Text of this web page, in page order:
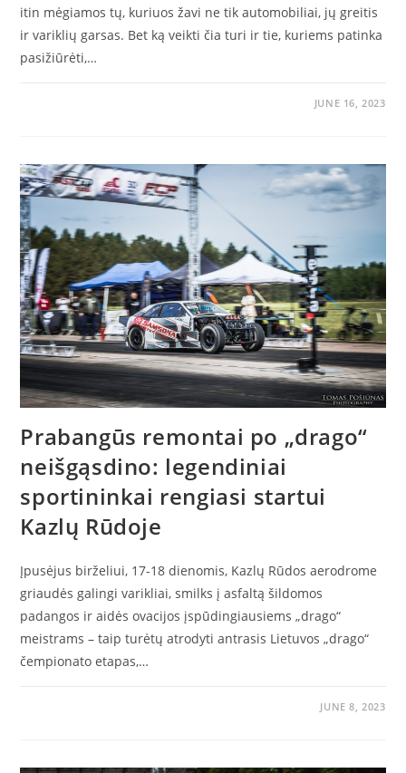
itin mėgiamos tų, kuriuos žavi ne tik automobiliai, jų greitis
ir variklių garsas. Bet ką veikti čia turi ir tie, kuriems patinka
pasižiūrėti,…
JUNE 16, 2023
Prabangūs remontai po „drago“
neišgąsdino: legendiniai
sportininkai rengiasi startui
Kazlų Rūdoje
Įpusėjus birželiui, 17-18 dienomis, Kazlų Rūdos aerodrome
griaudės galingi varikliai, smilks į asfaltą šildomos
padangos ir aidės ovacijos įspūdingiausiems „drago“
meistrams – taip turėtų atrodyti antrasis Lietuvos „drago“
čempionato etapas,…
JUNE 8, 2023